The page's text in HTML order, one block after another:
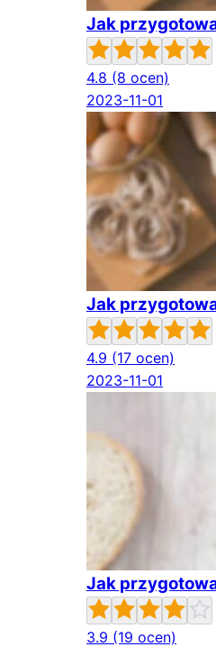
Jak
4.8 (8 ocen)
2023-11-01
Jak
4.9 (17 ocen)
2023-11-01
Jak
3.9 (19 ocen)